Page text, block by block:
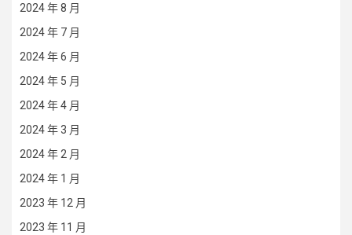
2024 年 8 月
2024 年 7 月
2024 年 6 月
2024 年 5 月
2024 年 4 月
2024 年 3 月
2024 年 2 月
2024 年 1 月
2023 年 12 月
2023 年 11 月